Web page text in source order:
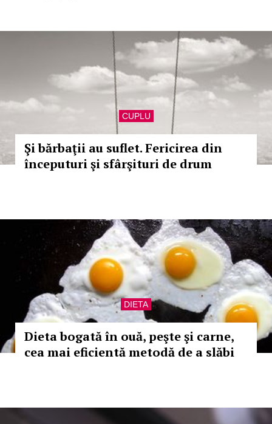
CUPLU
Şi bărbaţii au suflet. Fericirea din
începuturi şi sfârşituri de drum
DIETA
Dieta bogată în ouă, peşte şi carne,
cea mai eficientă metodă de a slăbi